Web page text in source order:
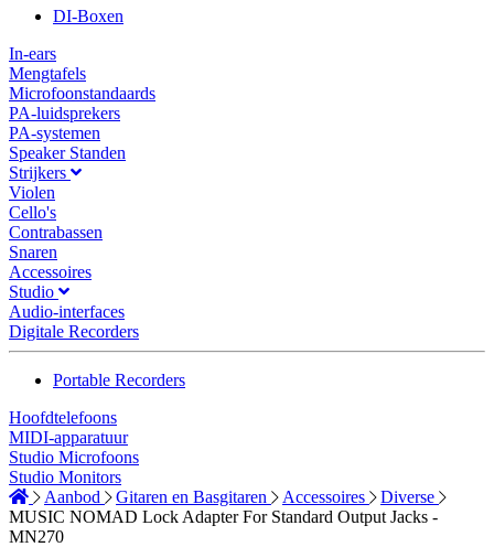
DI-Boxen
In-ears
Mengtafels
Microfoonstandaards
PA-luidsprekers
PA-systemen
Speaker Standen
Strijkers
Violen
Cello's
Contrabassen
Snaren
Accessoires
Studio
Audio-interfaces
Digitale Recorders
Portable Recorders
Hoofdtelefoons
MIDI-apparatuur
Studio Microfoons
Studio Monitors
Aanbod
Gitaren en Basgitaren Accessoires
Diverse
MUSIC NOMAD Lock Adapter For Standard Output Jacks -
MN270